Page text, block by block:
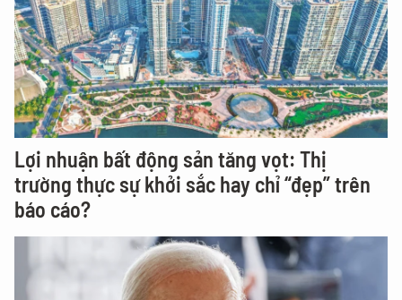
Lợi nhuận bất động sản tăng vọt: Thị
trường thực sự khởi sắc hay chỉ “đẹp” trên
báo cáo?